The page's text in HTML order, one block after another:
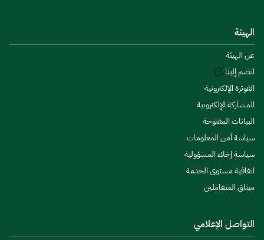
الهيئة
عن الهيئة
انضم إلينا
الفوترة الإلكترونية
المشاركة الإلكترونية
البيانات المفتوحة
سياسة أمن المعلومات
سياسة إخلاء المسؤولية
اتفاقية مستوى الخدمة
ميثاق المتعاملين
التواصل الإعلامي